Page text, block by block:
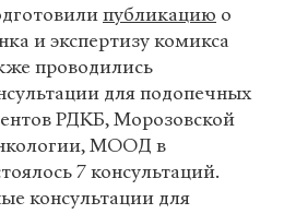
публикацию о
и экспертизу комикса
проводились
для подопечных
РДКБ, Морозовской
МООД в
7 консультаций.
консультации для